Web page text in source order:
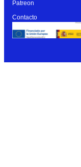
Patreon
Contacto